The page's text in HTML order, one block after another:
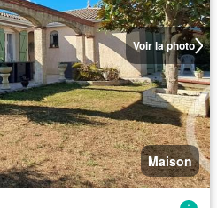
Voir la photo
Maison